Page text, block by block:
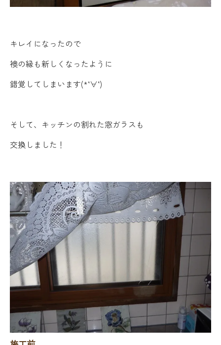
キレイになったので
襖の縁も新しくなったように
錯覚してしまいます(*‘∀‘)
そして、キッチンの割れた窓ガラスも
交換しました！